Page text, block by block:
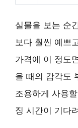
실물을 보는 순
보다 훨씬 예쁘
가격에 이 정도
을 때의 감각도
조용하게 사용
징 시간이 기다